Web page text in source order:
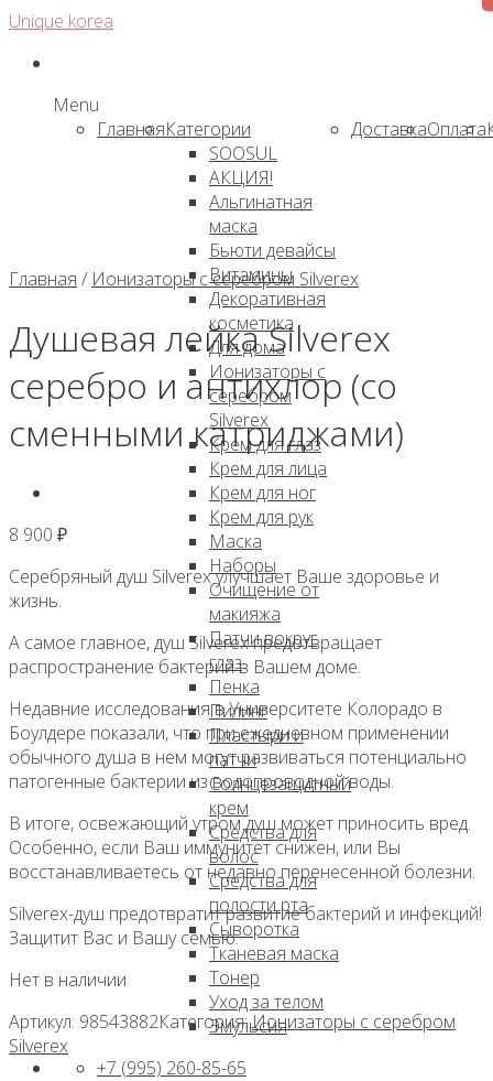
Skip
content
Unique korea
Menu
ГлавнаяКатегории
SOOSUL
АКЦИЯ!
Альгинатная
маска
Бьюти девайсы
Витамины
Декоративная
косметика
Для дома
Ионизаторы с
серебром
Silverex
Крем для глаз
Крем для лица
Крем для ног
Крем для рук
Маска
Наборы
Очищение от
макияжа
Патчи вокруг
глаз
Пенка
Пилинг
Пластыри и
патчи
Солнцезащитный
крем
Средства для
волос
Средства для
полости рта
Сыворотка
Тканевая маска
Тонер
Уход за телом
Эмульсия
ДоставкаОплата
+7 (995) 260-85-65
Главная / Ионизаторы с серебром Silverex
Душевая лейка Silverex
серебро и антихлор (со
сменными катриджами)
8 900 ₽
Серебряный душ Silverex улучшает Ваше здоровье и
жизнь.
А самое главное, душ Silverex предотвращает
распространение бактерий в Вашем доме.
Недавние исследования в Университете Колорадо в
Боулдере показали, что при ежедневном применении
обычного душа в нем могут развиваться потенциально
патогенные бактерии из водопроводной воды.
В итоге, освежающий утром душ может приносить вред.
Особенно, если Ваш иммунитет снижен, или Вы
восстанавливаетесь от недавно перенесенной болезни.
Silverex-душ предотвратит развитие бактерий и инфекций!
Защитит Вас и Вашу семью.
Нет в наличии
Артикул: 98543882Категория:Ионизаторы с серебром
Silverex